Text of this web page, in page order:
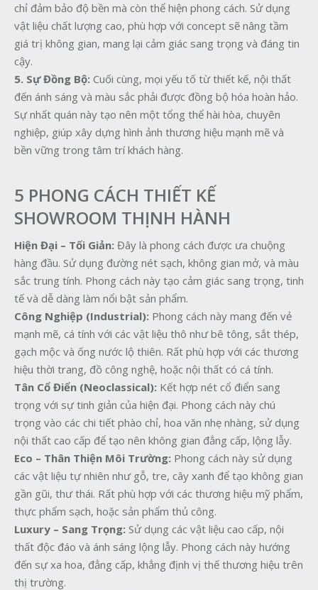
chỉ đảm bảo độ bền mà còn thể hiện phong cách. Sử dụng
vật liệu chất lượng cao, phù hợp với concept sẽ nâng tầm
giá trị không gian, mang lại cảm giác sang trọng và đáng tin
cậy.
5. Sự Đồng Bộ: Cuối cùng, mọi yếu tố từ thiết kế, nội thất
đến ánh sáng và màu sắc phải được đồng bộ hóa hoàn hảo.
Sự nhất quán này tạo nên một tổng thể hài hòa, chuyên
nghiệp, giúp xây dựng hình ảnh thương hiệu mạnh mẽ và
bền vững trong tâm trí khách hàng.
5 PHONG CÁCH THIẾT KẾ
SHOWROOM THỊNH HÀNH
Hiện Đại – Tối Giản: Đây là phong cách được ưa chuộng
hàng đầu. Sử dụng đường nét sạch, không gian mở, và màu
sắc trung tính. Phong cách này tạo cảm giác sang trọng, tinh
tế và dễ dàng làm nổi bật sản phẩm.
Công Nghiệp (Industrial): Phong cách này mang đến vẻ
mạnh mẽ, cá tính với các vật liệu thô như bê tông, sắt thép,
gạch mộc và ống nước lộ thiên. Rất phù hợp với các thương
hiệu thời trang, đồ công nghệ, hoặc nội thất có cá tính.
Tân Cổ Điển (Neoclassical): Kết hợp nét cổ điển sang
trọng với sự tinh giản của hiện đại. Phong cách này chú
trọng vào các chi tiết phào chỉ, hoa văn nhẹ nhàng, sử dụng
nội thất cao cấp để tạo nên không gian đẳng cấp, lộng lẫy.
Eco – Thân Thiện Môi Trường: Phong cách này sử dụng
các vật liệu tự nhiên như gỗ, tre, cây xanh để tạo không gian
gần gũi, thư thái. Rất phù hợp với các thương hiệu mỹ phẩm,
thực phẩm sạch, hoặc sản phẩm thủ công.
Luxury – Sang Trọng: Sử dụng các vật liệu cao cấp, nội
thất độc đáo và ánh sáng lộng lẫy. Phong cách này hướng
đến sự xa hoa, đẳng cấp, khẳng định vị thế thương hiệu trên
thị trường.